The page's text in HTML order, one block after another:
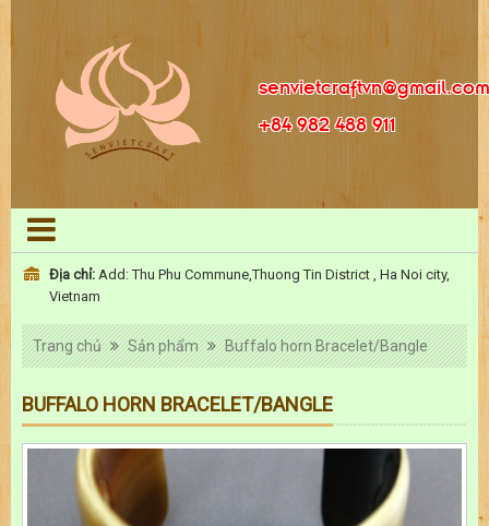
senvietcraftvn@gmail.com
+84 982 488 911
Địa chỉ: Add: Thu Phu Commune,Thuong Tin District , Ha Noi city,
Vietnam
Trang chủ Sản phẩm Buffalo horn Bracelet/Bangle
BUFFALO HORN BRACELET/BANGLE